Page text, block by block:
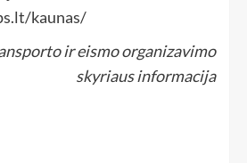
kaunas/
ir eismo organizavimo
skyriaus informacija